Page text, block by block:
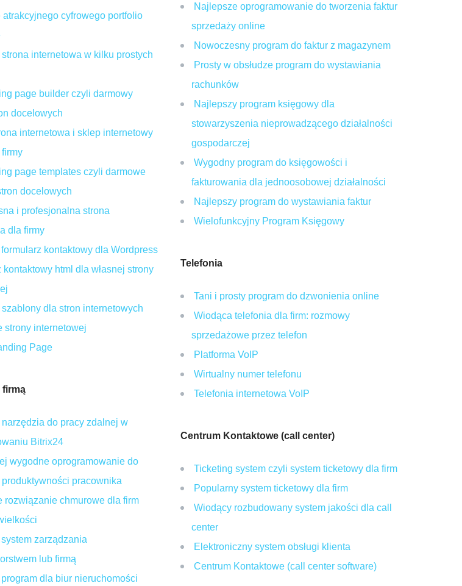
atrakcyjnego cyfrowego portfolio
internetowa w kilku prostych
page builder czyli darmowy
docelowych
internetowa i sklep internetowy
page templates czyli darmowe
docelowych
i profesjonalna strona
dla firmy
kontaktowy dla Wordpress
kontaktowy html dla własnej strony
dla stron internetowych
strony internetowej
Page
firmą
narzędzia do pracy zdalnej w
Bitrix24
wygodne oprogramowanie do
pracownika
rozwiązanie chmurowe dla firm
zarządzania
lub firmą
dla biur nieruchomości
Najlepsze oprogramowanie do tworzenia faktur
sprzedaży online
Nowoczesny program do faktur z magazynem
Prosty w obsłudze program do wystawiania
rachunków
Najlepszy program księgowy dla
stowarzyszenia nieprowadzącego działalności
gospodarczej
Wygodny program do księgowości i
fakturowania dla jednoosobowej działalności
Najlepszy program do wystawiania faktur
Wielofunkcyjny Program Księgowy
Telefonia
Tani i prosty program do dzwonienia online
Wiodąca telefonia dla firm: rozmowy
sprzedażowe przez telefon
Platforma VoIP
Wirtualny numer telefonu
Telefonia internetowa VoIP
Centrum Kontaktowe (call center)
Ticketing system czyli system ticketowy dla firm
Popularny system ticketowy dla firm
Wiodący rozbudowany system jakości dla call
center
Elektroniczny system obsługi klienta
Centrum Kontaktowe (call center software)